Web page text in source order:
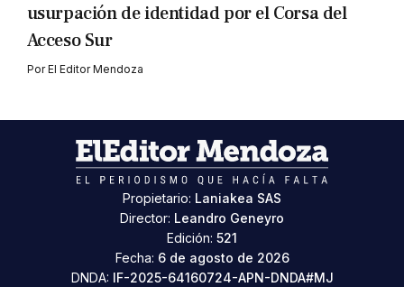
usurpación de identidad por el Corsa del
Acceso Sur
PorEl Editor Mendoza
Propietario: Laniakea SAS
Director: Leandro Geneyro
Edición: 521
Fecha: 6 de agosto de 2026
DNDA: IF-2025-64160724-APN-DNDA#MJ